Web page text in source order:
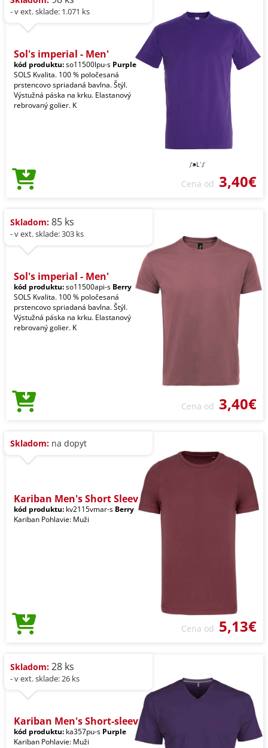
- v ext. sklade: 1.071 ks
Sol's imperial - Men'
kód produktu:so11500lpu-s Purple
SOLS Kvalita. 100 % poločesaná
prstencovo spriadaná bavlna. Štýl.
Výstužná páska na krku. Elastanový
rebrovaný golier. K
Cena od 3,40€
Skladom: 85 ks
- v ext. sklade: 303 ks
Sol's imperial - Men'
kód produktu:so11500api-s Berry
SOLS Kvalita. 100 % poločesaná
prstencovo spriadaná bavlna. Štýl.
Výstužná páska na krku. Elastanový
rebrovaný golier. K
Cena od 3,40€
Skladom: na dopyt
Kariban Men's Short Sleev
kód produktu: kv2115vmar-s Berry
Kariban Pohlavie: Muži
Cena od 5,13€
Skladom: 28 ks
- v ext. sklade: 26 ks
Kariban Men's Short-sleev
kód produktu: ka357pu-s Purple
Kariban Pohlavie: Muži